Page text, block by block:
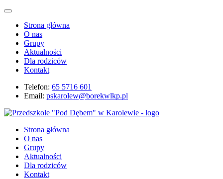
Strona główna
O nas
Grupy
Aktualności
Dla rodziców
Kontakt
Telefon: 65 5716 601
Email: pskarolew@borekwlkp.pl
Strona główna
O nas
Grupy
Aktualności
Dla rodziców
Kontakt